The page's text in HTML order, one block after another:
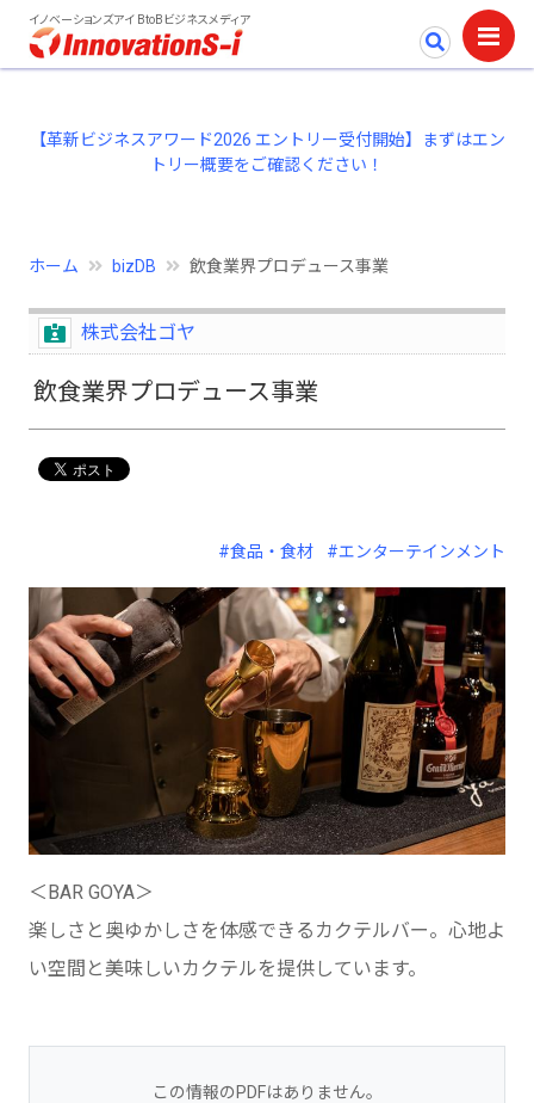
イノベーションズアイ BtoBビジネスメディア
【革新ビジネスアワード2026 エントリー受付開始】まずはエン
トリー概要をご確認ください！
ホーム bizDB 飲食業界プロデュース事業
株式会社ゴヤ
飲食業界プロデュース事業
#食品・食材 #エンターテインメント
＜BAR GOYA＞
楽しさと奥ゆかしさを体感できるカクテルバー。心地よ
い空間と美味しいカクテルを提供しています。
この情報のPDFはありません。